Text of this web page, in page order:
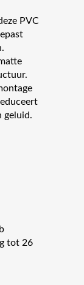
PVC
geluid.
tot 26